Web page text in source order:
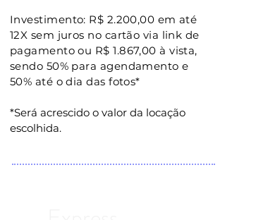
Investimento: R$ 2.200,00 em até
12X sem juros no cartão via link de
pagamento ou R$ 1.867,00 à vista,
sendo 50% para agendamento e
50% até o dia das fotos*
*Será acrescido o valor da locação
escolhida.